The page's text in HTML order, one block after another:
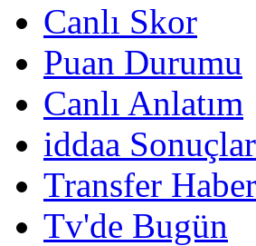
Canlı Skor
Puan Durumu
Canlı Anlatım
iddaa
Transfer
Tv'de Bugün